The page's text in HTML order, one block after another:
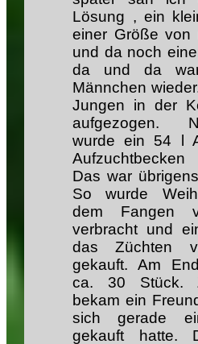
Lösung , ein
einer Größe von
und da noch
da und da
Männchen
Jungen in der
aufgezogen.
wurde ein 54 l
Das war
So wurde
dem Fangen
verbracht und
das Züchten
gekauft. Am
ca. 30 Stück.
bekam ein
sich gerade
gekauft hatte.